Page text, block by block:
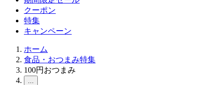
クーポン
特集
キャンペーン
ホーム
食品・おつまみ特集
100円おつまみ
...